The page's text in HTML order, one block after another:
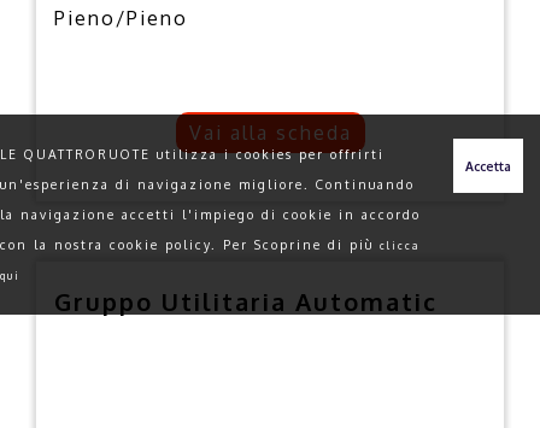
LE QUATTRORUOTE utilizza i cookies per offrirti
un'esperienza di navigazione migliore. Continuando
la navigazione accetti l'impiego di cookie in accordo
con la nostra cookie policy. Per Scoprine di più clicca
qui
Pieno/Pieno
Vai alla scheda
Gruppo Utilitaria Automatic